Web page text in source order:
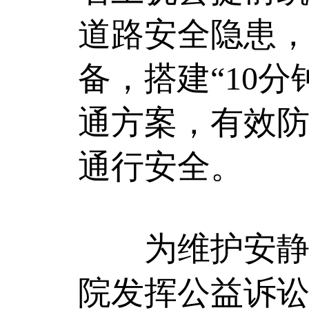
道路安全隐患
备，搭建“10分
通方案，有效
通行安全。
为维护安静
院发挥公益诉